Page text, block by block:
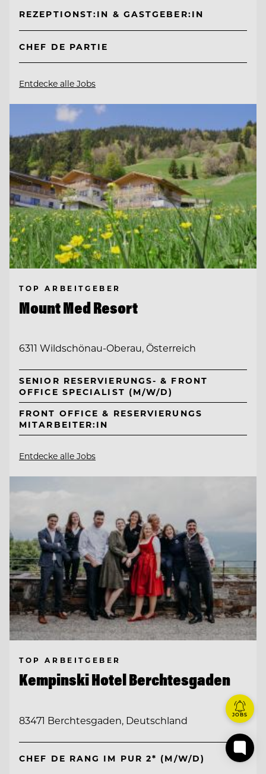
REZEPTIONST:IN & GASTGEBER:IN
CHEF DE PARTIE
Entdecke alle Jobs
TOP ARBEITGEBER
Mount Med Resort
6311 Wildschönau-Oberau, Österreich
SENIOR RESERVIERUNGS- & FRONT
OFFICE SPECIALIST (M/W/D)
FRONT OFFICE & RESERVIERUNGS
MITARBEITER:IN
Entdecke alle Jobs
TOP ARBEITGEBER
Kempinski Hotel Berchtesgaden
83471 Berchtesgaden, Deutschland
CHEF DE RANG IM PUR 2* (M/W/D)
JOBS